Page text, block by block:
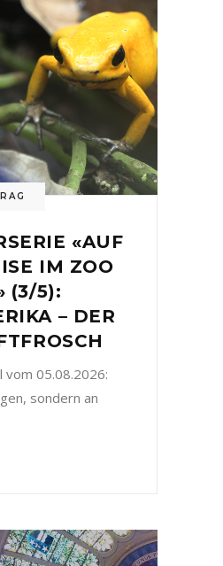
«AUF
IM ZOO
(3/5):
– DER
vom 05.08.2026:
sondern an